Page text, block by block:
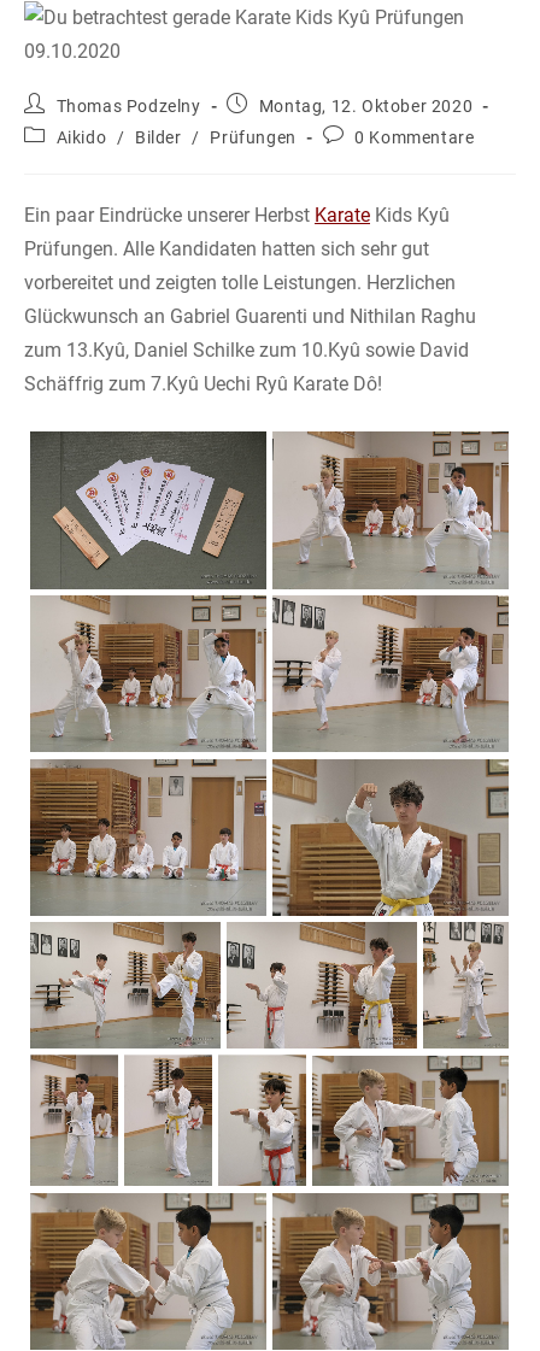
Beitrags-
Autor:
Thomas Podzelny
Beitrag
veröffentlicht:
Montag, 12. Oktober 2020
Beitrags-
Aikido / Bilder / Prüfungen
Beitrags-
0 Kommentare
Ein paar Eindrücke unserer Herbst Karate Kids Kyû
Prüfungen. Alle Kandidaten hatten sich sehr gut
vorbereitet und zeigten tolle Leistungen. Herzlichen
Glückwunsch an Gabriel Guarenti und Nithilan Raghu
zum 13.Kyû, Daniel Schilke zum 10.Kyû sowie David
Schäffrig zum 7.Kyû Uechi Ryû Karate Dô!